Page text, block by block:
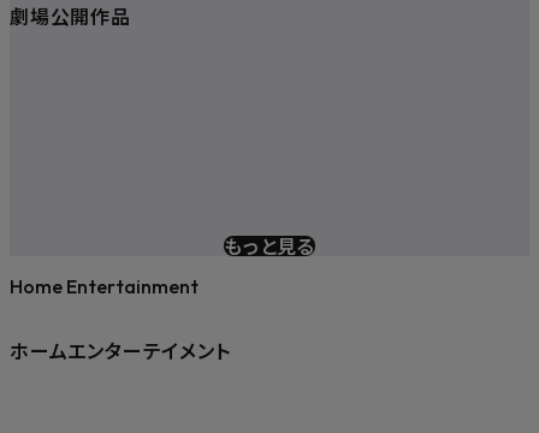
劇場公開作品
もっと見る
Home Entertainment
ホームエンターテイメント